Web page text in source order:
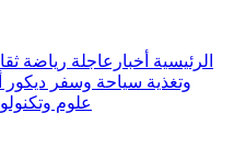
الرئيسية أخبارعاجلة رياضة
وتغذية سياحة وسفر ديكور
علوم